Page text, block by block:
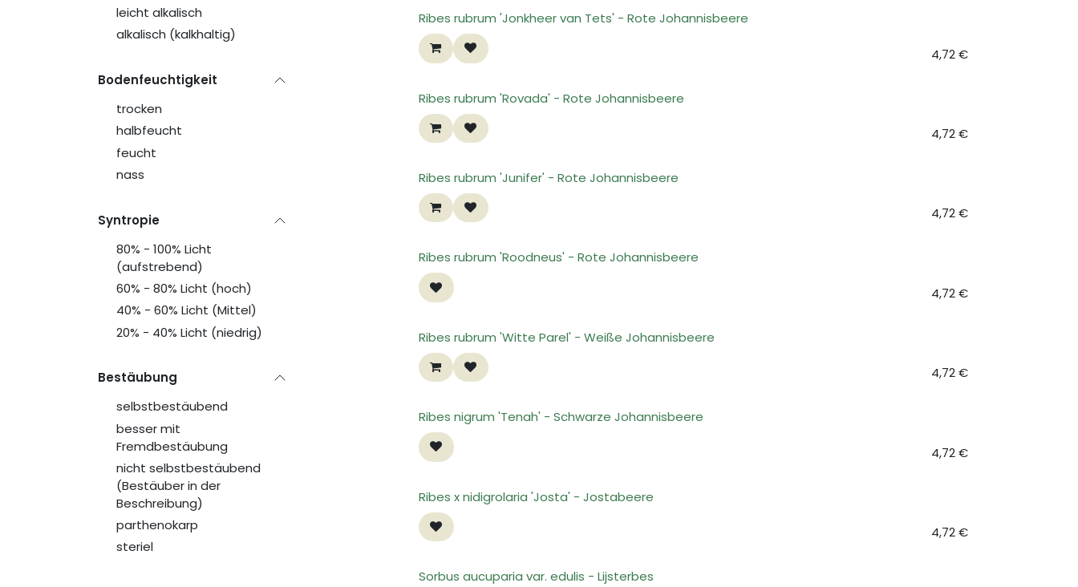
leicht alkalisch
alkalisch (kalkhaltig)
Bodenfeuchtigkeit
trocken
halbfeucht
feucht
nass
Syntropie
80% - 100% Licht
(aufstrebend)
60% - 80% Licht (hoch)
40% - 60% Licht (Mittel)
20% - 40% Licht (niedrig)
Bestäubung
selbstbestäubend
besser mit
Fremdbestäubung
nicht selbstbestäubend
(Bestäuber in der
Beschreibung)
parthenokarp
steriel
Ribes rubrum 'Jonkheer van Tets' - Rote Johannisbeere
4,72€
Ribes rubrum 'Rovada' - Rote Johannisbeere
4,72€
Ribes rubrum 'Junifer' - Rote Johannisbeere
4,72€
Ribes rubrum 'Roodneus' - Rote Johannisbeere
4,72€
Ribes rubrum 'Witte Parel' - Weiße Johannisbeere
4,72€
Ribes nigrum 'Tenah' - Schwarze Johannisbeere
4,72€
Ribes x nidigrolaria 'Josta' - Jostabeere
4,72€
Sorbus aucuparia var. edulis - Lijsterbes